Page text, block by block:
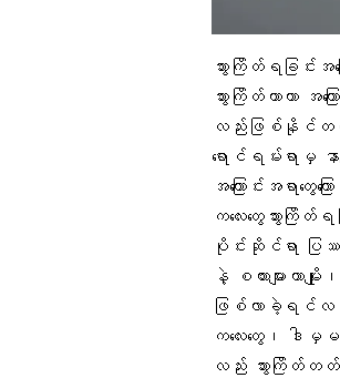
သွားကြိတ်ရခြင်းအ
သွားကြိတ်တာဟာ အ
လည်းဖြစ်နိုင်တယ်
ရောင်ရမ်းရာမှ
အကြောင်းအရာတွ
ကလေးတွေသွားကြိ
ပိုင်းဆိုင်ရာ ပြဿ
နဲ့ စကားများတ
ဖြစ်လာခဲ့ရင်လ
ကလေးတွေ၊ ဒါမှ
လည်း သွားကြိတ်